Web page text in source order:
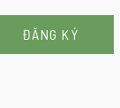
ĐĂNG KÝ